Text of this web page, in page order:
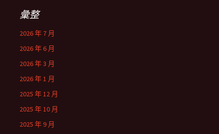
彙整
2026 年 7 月
2026 年 6 月
2026 年 3 月
2026 年 1 月
2025 年 12 月
2025 年 10 月
2025 年 9 月